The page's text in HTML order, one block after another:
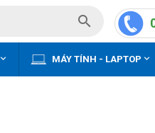

MÁY TÍNH - LAPTOP 